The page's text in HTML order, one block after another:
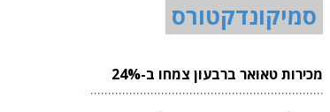
סמיקונדקטורס
מכירות טאואר ברבעון צמחו ב-24%